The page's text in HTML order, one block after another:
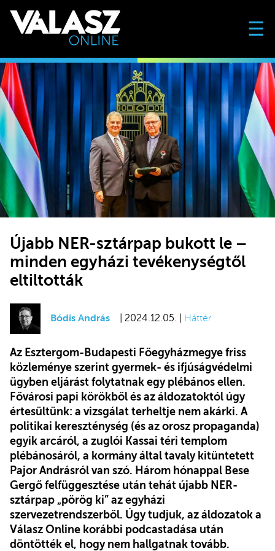
☰
Újabb NER-sztárpap bukott le –
minden egyházi tevékenységtől
eltiltották
Bódis András | 2024.12.05. | Háttér
Az Esztergom-Budapesti Főegyházmegye friss
közleménye szerint gyermek- és ifjúságvédelmi
ügyben eljárást folytatnak egy plébános ellen.
Fővárosi papi körökből és az áldozatoktól úgy
értesültünk: a vizsgálat terheltje nem akárki. A
politikai kereszténység (és az orosz propaganda)
egyik arcáról, a zuglói Kassai téri templom
plébánosáról, a kormány által tavaly kitüntetett
Pajor Andrásról van szó. Három hónappal Bese
Gergő felfüggesztése után tehát újabb NER-
sztárpap „pörög ki” az egyházi
szervezetrendszerből. Úgy tudjuk, az áldozatok a
Válasz Online korábbi podcastadása után
döntötték el, hogy nem hallgatnak tovább.